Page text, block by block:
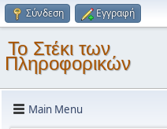
Σύνδεση Εγγραφή
Το Στέκι των
Πληροφορικών
Main Menu